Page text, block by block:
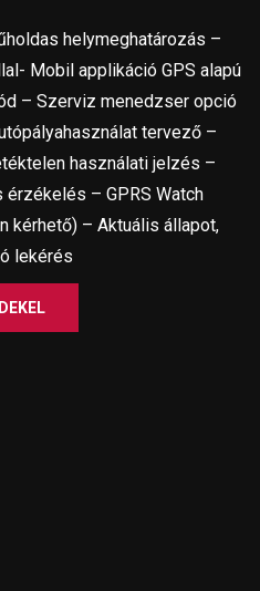
helymeghatározás –
Mobil applikáció GPS alapú
– Szerviz menedzser opció
tervező –
használati jelzés –
– GPRS Watch
kérhető) – Aktuális állapot,
lekérés